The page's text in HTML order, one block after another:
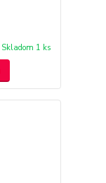
Skladom 1 ks